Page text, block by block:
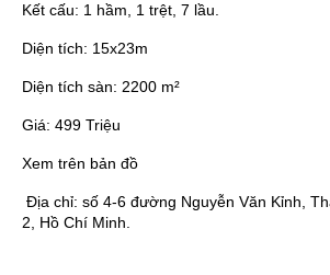
Kết cấu: 1 hầm, 1 trệt, 7 lầu.
Diện tích: 15x23m
Diện tích sàn: 2200 m²
Giá: 499 Triệu
Xem trên bản đồ
Địa chỉ: số 4-6 đường Nguyễn Văn Kỉnh,
2, Hồ Chí Minh.